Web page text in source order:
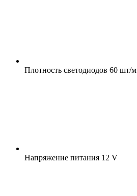
Плотность светодиодов 60 шт/м
Напряжение питания 12 V